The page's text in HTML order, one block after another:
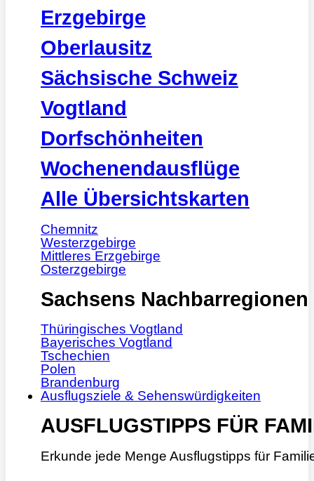
Erzgebirge
Oberlausitz
Sächsische Schweiz
Vogtland
Dorfschönheiten
Wochenendausflüge
Alle Übersichtskarten
Chemnitz
Westerzgebirge
Mittleres Erzgebirge
Osterzgebirge
Sachsens Nachbarregionen
Thüringisches Vogtland
Bayerisches Vogtland
Tschechien
Polen
Brandenburg
Ausflugsziele & Sehenswürdigkeiten
AUSFLUGSTIPPS FÜR
Erkunde jede Menge Ausflugstipps für